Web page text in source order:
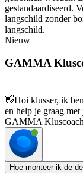
gestandaardiseerd.
langschild zonder
langschild.
Nieuw
GAMMA
👋Hoi klusser, ik
en help je graag met
GAMMA
Hoe monteer ik de